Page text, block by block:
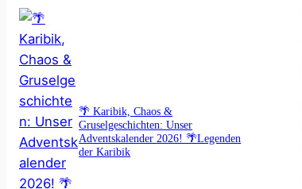
🌴 Karibik, Chaos &
Gruselgeschichten: Unser
Adventskalender 2026! 🌴Legenden
der Karibik